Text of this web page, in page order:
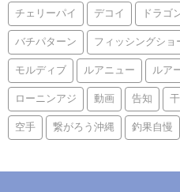
チェリーパイ デコイ ドラゴ
バチパターン フィッシングショ
モルディブ ルアニュー ルア
ローニンアジ 動画 告知
空手 繋がろう沖縄 釣果自慢